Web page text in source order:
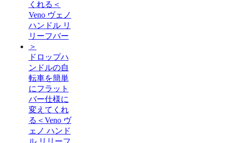
ドロップハ
ンドルの自
転車を簡単
にフラット
バー仕様に
変えてくれ
る＜Veno ヴ
ェノ ハンド
ル リリーフ